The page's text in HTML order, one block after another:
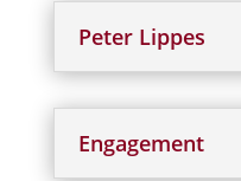
Peter Lippes
Engagement